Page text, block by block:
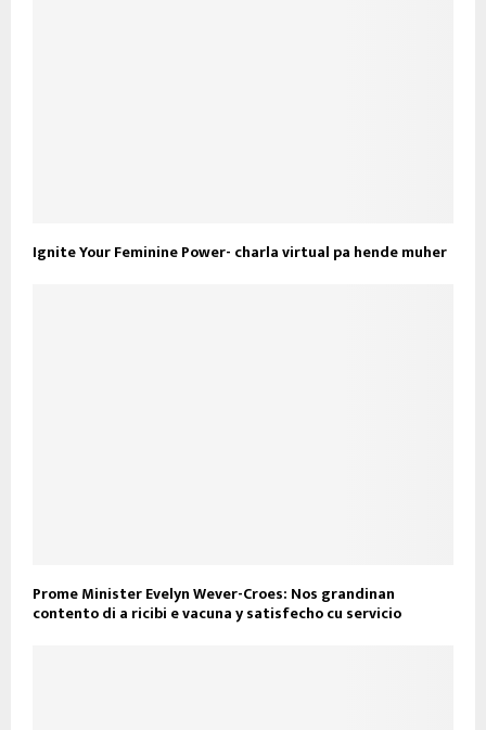
Ignite Your Feminine Power- charla virtual pa hende muher
Prome Minister Evelyn Wever-Croes: Nos grandinan
contento di a ricibi e vacuna y satisfecho cu servicio